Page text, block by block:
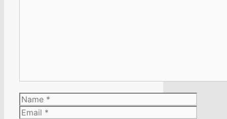
Name
Email